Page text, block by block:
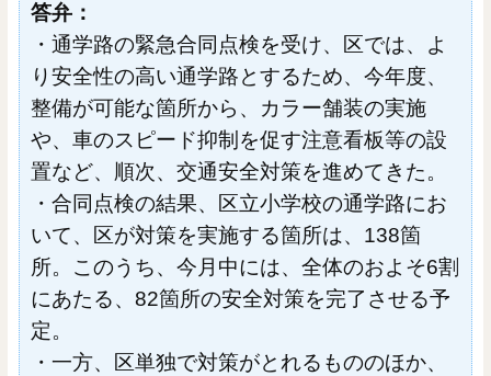
答弁：
・通学路の緊急合同点検を受け、区では、よ
り安全性の高い通学路とするため、今年度、
整備が可能な箇所から、カラー舗装の実施
や、車のスピード抑制を促す注意看板等の設
置など、順次、交通安全対策を進めてきた。
・合同点検の結果、区立小学校の通学路にお
いて、区が対策を実施する箇所は、138箇
所。このうち、今月中には、全体のおよそ6割
にあたる、82箇所の安全対策を完了させる予
定。
・一方、区単独で対策がとれるもののほか、